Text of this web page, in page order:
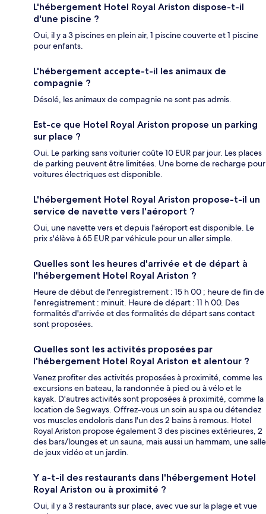
L'hébergement Hotel Royal Ariston dispose-t-il
d'une piscine ?
Oui, il y a 3 piscines en plein air, 1 piscine couverte et 1 piscine
pour enfants.
L'hébergement accepte-t-il les animaux de
compagnie ?
Désolé, les animaux de compagnie ne sont pas admis.
Est-ce que Hotel Royal Ariston propose un parking
sur place ?
Oui. Le parking sans voiturier coûte 10 EUR par jour. Les places
de parking peuvent être limitées. Une borne de recharge pour
voitures électriques est disponible.
L'hébergement Hotel Royal Ariston propose-t-il un
service de navette vers l'aéroport ?
Oui, une navette vers et depuis l'aéroport est disponible. Le
prix s'élève à 65 EUR par véhicule pour un aller simple.
Quelles sont les heures d'arrivée et de départ à
l'hébergement Hotel Royal Ariston ?
Heure de début de l'enregistrement : 15 h 00 ; heure de fin de
l'enregistrement : minuit. Heure de départ : 11 h 00. Des
formalités d'arrivée et des formalités de départ sans contact
sont proposées.
Quelles sont les activités proposées par
l'hébergement Hotel Royal Ariston et alentour ?
Venez profiter des activités proposées à proximité, comme les
excursions en bateau, la randonnée à pied ou à vélo et le
kayak. D'autres activités sont proposées à proximité, comme la
location de Segways. Offrez-vous un soin au spa ou détendez
vos muscles endoloris dans l'un des 2 bains à remous. Hotel
Royal Ariston propose également 3 des piscines extérieures, 2
des bars/lounges et un sauna, mais aussi un hammam, une salle
de jeux vidéo et un jardin.
Y a-t-il des restaurants dans l'hébergement Hotel
Royal Ariston ou à proximité ?
Oui, il y a 3 restaurants sur place, avec vue sur la plage et vue